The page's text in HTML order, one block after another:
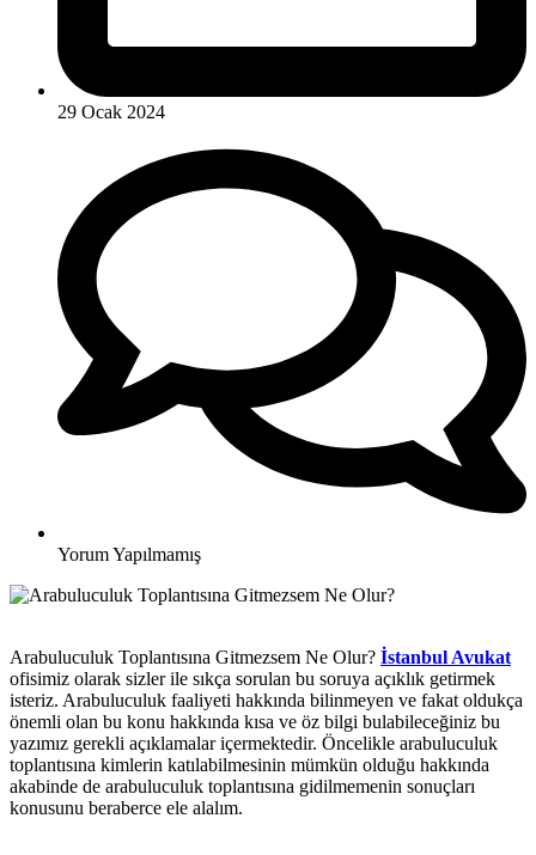
29 Ocak 2024
Yorum Yapılmamış
Arabuluculuk Toplantısına Gitmezsem Ne Olur? İstanbul Avukat
ofisimiz olarak sizler ile sıkça sorulan bu soruya açıklık getirmek
isteriz. Arabuluculuk faaliyeti hakkında bilinmeyen ve fakat oldukça
önemli olan bu konu hakkında kısa ve öz bilgi bulabileceğiniz bu
yazımız gerekli açıklamalar içermektedir. Öncelikle arabuluculuk
toplantısına kimlerin katılabilmesinin mümkün olduğu hakkında
akabinde de arabuluculuk toplantısına gidilmemenin sonuçları
konusunu beraberce ele alalım.